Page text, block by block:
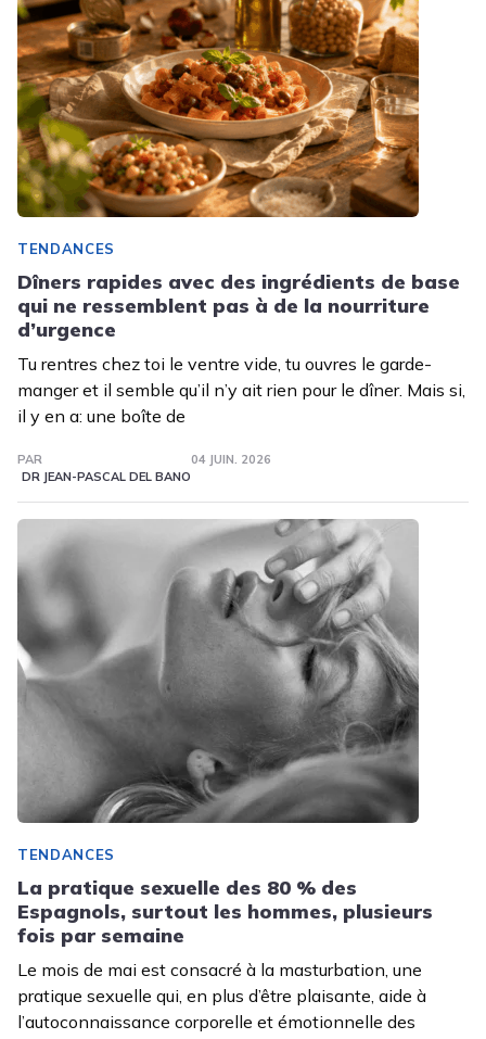
TENDANCES
Dîners rapides avec des ingrédients de base
qui ne ressemblent pas à de la nourriture
d’urgence
Tu rentres chez toi le ventre vide, tu ouvres le garde-
manger et il semble qu’il n’y ait rien pour le dîner. Mais si,
il y en a: une boîte de
PAR
DR JEAN-PASCAL DEL BANO
04 JUIN. 2026
TENDANCES
La pratique sexuelle des 80 % des
Espagnols, surtout les hommes, plusieurs
fois par semaine
Le mois de mai est consacré à la masturbation, une
pratique sexuelle qui, en plus d’être plaisante, aide à
l’autoconnaissance corporelle et émotionnelle des